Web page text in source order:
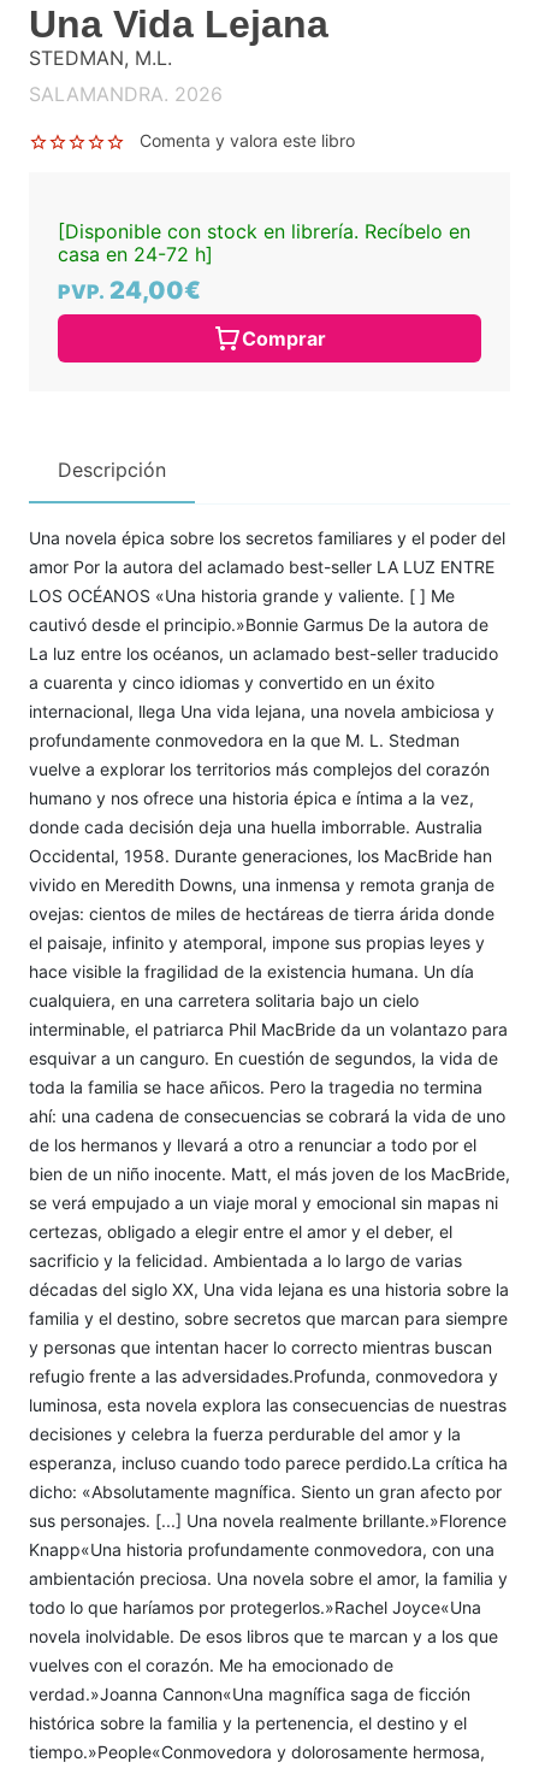
Una Vida Lejana
STEDMAN, M.L.
SALAMANDRA. 2026
Comenta y valora este libro
[Disponible con stock en librería. Recíbelo en
casa en 24-72 h]
PVP. 24,00€
Comprar
Descripción
Una novela épica sobre los secretos familiares y el poder del
amor Por la autora del aclamado best-seller LA LUZ ENTRE
LOS OCÉANOS «Una historia grande y valiente. [ ] Me
cautivó desde el principio.»Bonnie Garmus De la autora de
La luz entre los océanos, un aclamado best-seller traducido
a cuarenta y cinco idiomas y convertido en un éxito
internacional, llega Una vida lejana, una novela ambiciosa y
profundamente conmovedora en la que M. L. Stedman
vuelve a explorar los territorios más complejos del corazón
humano y nos ofrece una historia épica e íntima a la vez,
donde cada decisión deja una huella imborrable. Australia
Occidental, 1958. Durante generaciones, los MacBride han
vivido en Meredith Downs, una inmensa y remota granja de
ovejas: cientos de miles de hectáreas de tierra árida donde
el paisaje, infinito y atemporal, impone sus propias leyes y
hace visible la fragilidad de la existencia humana. Un día
cualquiera, en una carretera solitaria bajo un cielo
interminable, el patriarca Phil MacBride da un volantazo para
esquivar a un canguro. En cuestión de segundos, la vida de
toda la familia se hace añicos. Pero la tragedia no termina
ahí: una cadena de consecuencias se cobrará la vida de uno
de los hermanos y llevará a otro a renunciar a todo por el
bien de un niño inocente. Matt, el más joven de los MacBride,
se verá empujado a un viaje moral y emocional sin mapas ni
certezas, obligado a elegir entre el amor y el deber, el
sacrificio y la felicidad. Ambientada a lo largo de varias
décadas del siglo XX, Una vida lejana es una historia sobre la
familia y el destino, sobre secretos que marcan para siempre
y personas que intentan hacer lo correcto mientras buscan
refugio frente a las adversidades.Profunda, conmovedora y
luminosa, esta novela explora las consecuencias de nuestras
decisiones y celebra la fuerza perdurable del amor y la
esperanza, incluso cuando todo parece perdido.La crítica ha
dicho: «Absolutamente magnífica. Siento un gran afecto por
sus personajes. [...] Una novela realmente brillante.»Florence
Knapp«Una historia profundamente conmovedora, con una
ambientación preciosa. Una novela sobre el amor, la familia y
todo lo que haríamos por protegerlos.»Rachel Joyce«Una
novela inolvidable. De esos libros que te marcan y a los que
vuelves con el corazón. Me ha emocionado de
verdad.»Joanna Cannon«Una magnífica saga de ficción
histórica sobre la familia y la pertenencia, el destino y el
tiempo.»People«Conmovedora y dolorosamente hermosa,